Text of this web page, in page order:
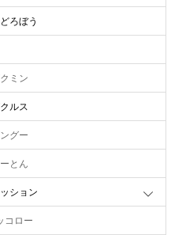
ろぼう
ミン
ルス
グー
とん
ション
コロー